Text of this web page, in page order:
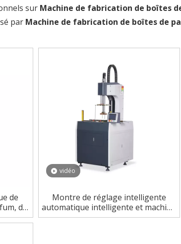
sur Machine de fabrication de boîtes
par Machine de fabrication de boîtes de
de
de
vidéo
Montre de réglage intelligente
automatique intelligente et machine
de fabrication de cartons cadeaux